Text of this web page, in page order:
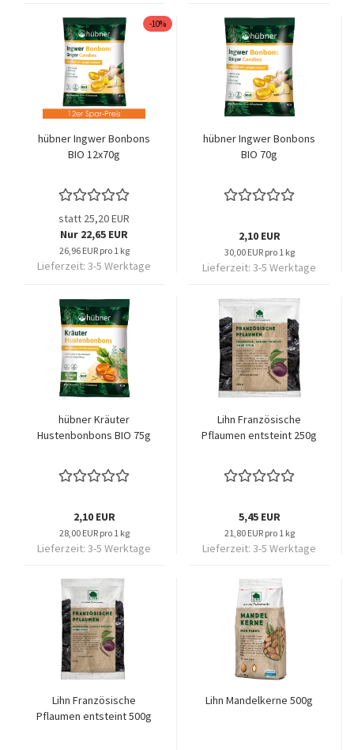
-10%
hübner Ingwer Bonbons
BIO 12x70g
statt 25,20 EUR
Nur 22,65 EUR
26,96 EUR pro 1 kg
Lieferzeit: 3-5 Werktage
hübner Ingwer Bonbons
BIO 70g
2,10 EUR
30,00 EUR pro 1 kg
Lieferzeit: 3-5 Werktage
hübner Kräuter
Hustenbonbons BIO 75g
2,10 EUR
28,00 EUR pro 1 kg
Lieferzeit: 3-5 Werktage
Lihn Französische
Pflaumen entsteint 250g
5,45 EUR
21,80 EUR pro 1 kg
Lieferzeit: 3-5 Werktage
Lihn Französische
Pflaumen entsteint 500g
Lihn Mandelkerne 500g